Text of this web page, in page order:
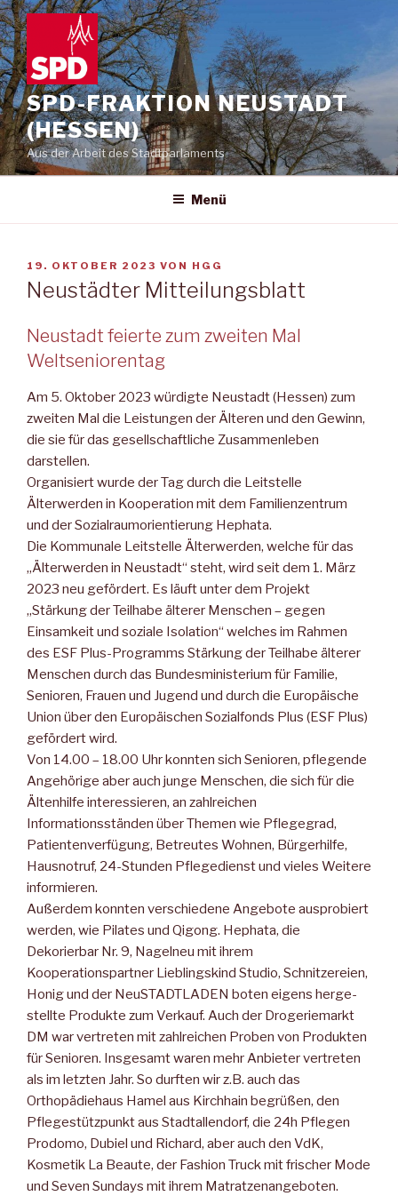
Zum
Inhalt
springen
SPD-FRAKTION NEUSTADT
(HESSEN)
Aus der Arbeit des Stadtparlaments
Menü
VERÖFFENTLICHT
AM
19. OKTOBER 2023 VON HGG
Neustädter Mitteilungsblatt
Neustadt feierte zum zweiten Mal
Weltseniorentag
Am 5. Oktober 2023 würdigte Neustadt (Hessen) zum
zweiten Mal die Leistungen der Älteren und den Gewinn,
die sie für das gesellschaftliche Zusammenleben
darstellen.
Organisiert wurde der Tag durch die Leitstelle
Älterwerden in Ko­operation mit dem Familienzentrum
und der Sozialraumorientie­rung Hephata.
Die Kommunale Leitstelle Älter­werden, welche für das
„Älterwer­den in Neustadt“ steht, wird seit dem 1. März
2023 neu gefördert. Es läuft unter dem Projekt
„Stärkung der Teilhabe äl­terer Menschen – gegen
Einsamkeit und soziale Iso­lation“ welches im Rahmen
des ESF Plus-Programms Stärkung der Teil­habe älterer
Men­schen durch das Bundesministe­rium für Familie,
Senioren, Frauen und Jugend und durch die Europäische
Union über den Europäi­schen Sozialfonds Plus (ESF Plus)
gefördert wird.
Von 14.00 – 18.00 Uhr konnten sich Senioren, pflegende
Angehö­rige aber auch junge Menschen, die sich für die
Ältenhilfe inte­ressieren, an zahlreichen
Informationsständen über Themen wie Pflegegrad,
Patientenverfügung, Betreutes Wohnen, Bürgerhilfe,
Hausnotruf, 24-Stunden Pflegedienst und vieles Weitere
infor­mieren.
Außerdem konnten verschiedene Angebote ausprobiert
werden, wie Pilates und Qigong. Hephata, die
Dekorierbar Nr. 9, Nagel­neu mit ihrem
Kooperationspartner Lieblingskind Studio, Schnit­zereien,
Honig und der NeuSTADTLADEN boten eigens herge­
stellte Produkte zum Verkauf. Auch der Drogeriemarkt
DM war vertreten mit zahlreichen Proben von Produkten
für Senioren. Insgesamt waren mehr Anbieter vertreten
als im letzten Jahr. So durften wir z.B. auch das
Orthopädiehaus Hamel aus Kirchhain begrüßen, den
Pflegestützpunkt aus Stadtallendorf, die 24h Pfle­gen
Prodomo, Dubiel und Richard, aber auch den VdK,
Kosme­tik La Beaute, der Fashion Truck mit frischer Mode
und Seven Sundays mit ihrem Matratzenangeboten.